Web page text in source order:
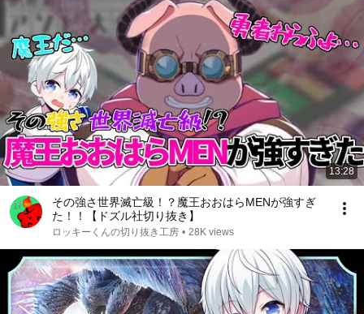
13:28
その強さ世界滅亡級！？魔王おおはらMENが強すぎ
た！！【ドズル社切り抜き】
ロッキーくんの切り抜き工房 • 28K views